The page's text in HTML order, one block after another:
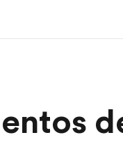
Ver todo lo